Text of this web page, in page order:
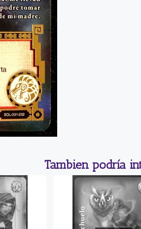
Tambien podría